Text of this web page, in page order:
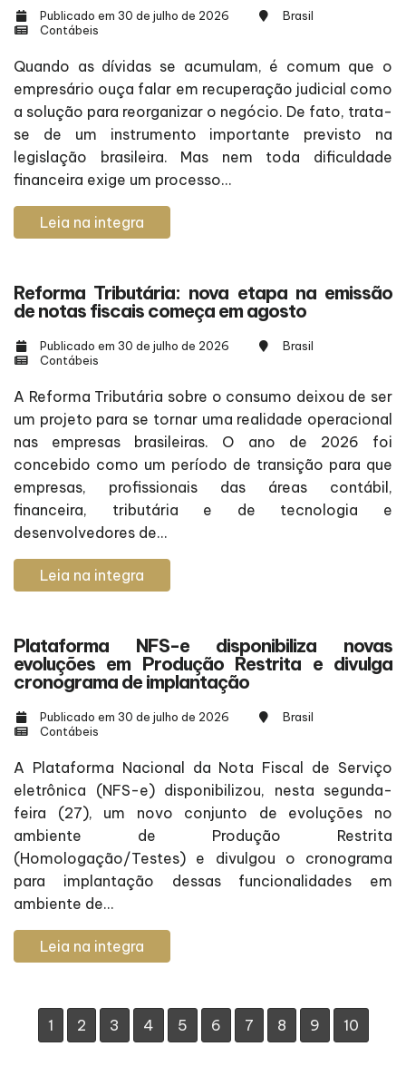
Publicado em 30 de julho de 2026
Brasil
Contábeis
Quando as dívidas se acumulam, é comum que o
empresário ouça falar em recuperação judicial como
a solução para reorganizar o negócio. De fato, trata-
se de um instrumento importante previsto na
legislação brasileira. Mas nem toda dificuldade
financeira exige um processo...
Leia na integra
Reforma Tributária: nova etapa na emissão
de notas fiscais começa em agosto
Publicado em 30 de julho de 2026
Brasil
Contábeis
A Reforma Tributária sobre o consumo deixou de ser
um projeto para se tornar uma realidade operacional
nas empresas brasileiras. O ano de 2026 foi
concebido como um período de transição para que
empresas, profissionais das áreas contábil,
financeira, tributária e de tecnologia e
desenvolvedores de...
Leia na integra
Plataforma NFS-e disponibiliza novas
evoluções em Produção Restrita e divulga
cronograma de implantação
Publicado em 30 de julho de 2026
Brasil
Contábeis
A Plataforma Nacional da Nota Fiscal de Serviço
eletrônica (NFS-e) disponibilizou, nesta segunda-
feira (27), um novo conjunto de evoluções no
ambiente de Produção Restrita
(Homologação/Testes) e divulgou o cronograma
para implantação dessas funcionalidades em
ambiente de...
Leia na integra
1 2 3 4 5 6 7 8 9 10